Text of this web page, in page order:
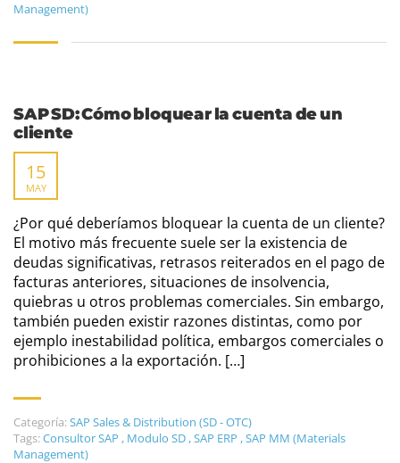
Management)
SAP SD: Cómo bloquear la cuenta de un
cliente
15
MAY
¿Por qué deberíamos bloquear la cuenta de un cliente?
El motivo más frecuente suele ser la existencia de
deudas significativas, retrasos reiterados en el pago de
facturas anteriores, situaciones de insolvencia,
quiebras u otros problemas comerciales. Sin embargo,
también pueden existir razones distintas, como por
ejemplo inestabilidad política, embargos comerciales o
prohibiciones a la exportación. […]
Categoría:SAP Sales & Distribution (SD - OTC)
Tags:Consultor SAP , Modulo SD ,SAP ERP ,SAP MM (Materials
Management)